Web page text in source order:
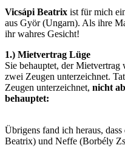
Vicsápi Beatrix ist für mich
aus Györ (Ungarn). Als ihre
ihr wahres Gesicht!
1.) Mietvertrag Lüge
Sie behauptet, der Mietvertrag
zwei Zeugen unterzeichnet.
Zeugen unterzeichnet, nicht
behauptet:
Übrigens fand ich heraus,
Beatrix) und Neffe (Borbély